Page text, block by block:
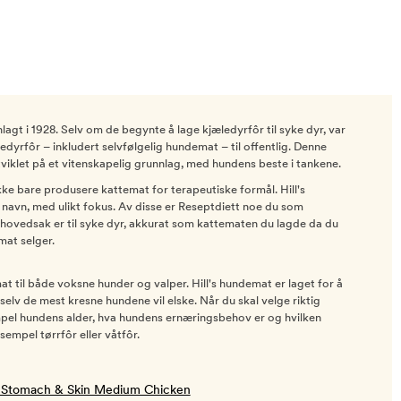
i 1928. Selv om de begynte å lage kjæledyrfôr til syke dyr, var
– inkludert selvfølgelig hundemat – til offentlig. Denne
på et vitenskapelig grunnlag, med hundens beste i tankene.
bare produsere kattemat for terapeutiske formål. Hill's
med ulikt fokus. Av disse er Reseptdiett noe du som
er til syke dyr, akkurat som kattematen du lagde da du
selger.
til både voksne hunder og valper. Hill's hundemat er laget for å
de mest kresne hundene vil elske. Når du skal velge riktig
hundens alder, hva hundens ernæringsbehov er og hvilken
tørrfôr eller våtfôr.
& Skin Medium Chicken